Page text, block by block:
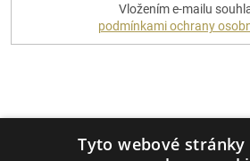
Vložením e-mailu
podmínkami ochrany
Tyto webové